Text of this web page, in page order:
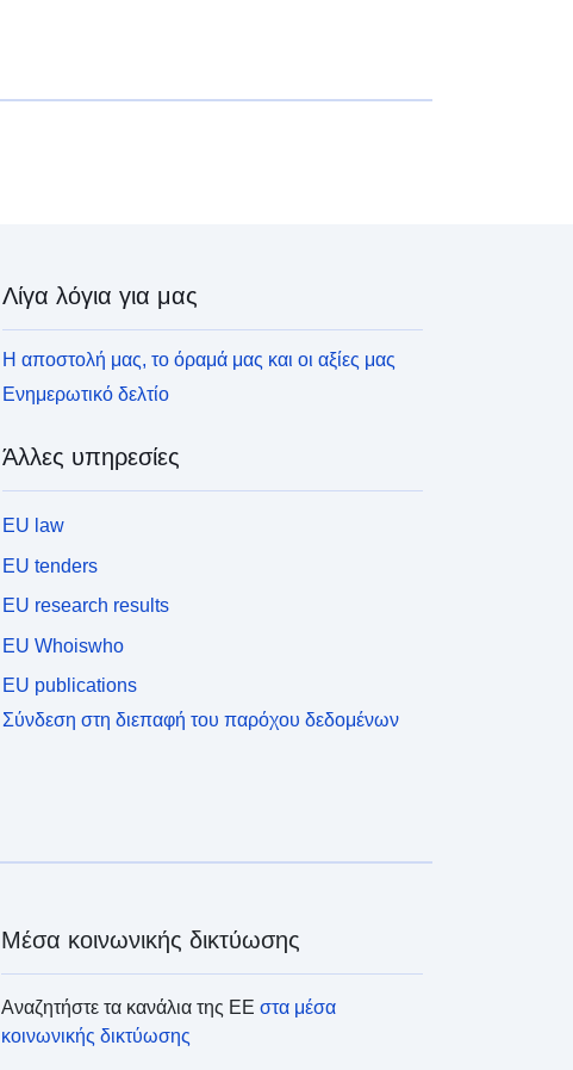
Λίγα λόγια για μας
Η αποστολή μας, το όραμά μας και οι αξίες μας
Ενημερωτικό δελτίο
Άλλες υπηρεσίες
EU law
EU tenders
EU research results
EU Whoiswho
EU publications
Σύνδεση στη διεπαφή του παρόχου δεδομένων
Μέσα κοινωνικής δικτύωσης
Αναζητήστε τα κανάλια της ΕΕστα μέσα
κοινωνικής δικτύωσης